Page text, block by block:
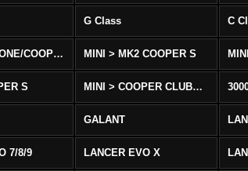
G Class C
MINI > MK1 ONE/COOPER MINI > MK2 COOPER S
S MINI > COOPER CLUBMAN
GALANT
7/8/9 LANCER EVO X